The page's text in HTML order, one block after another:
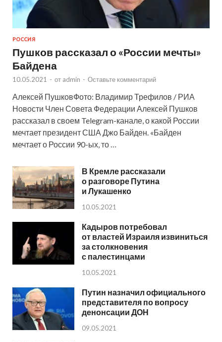
РОССИЯ
Пушков рассказал о «России мечты»
Байдена
10.05.2021 - от admin - Оставьте комментарий
Алексей ПушковФото: Владимир Трефилов / РИА
Новости Член Совета Федерации Алексей Пушков
рассказал в своем Telegram-канале, о какой России
мечтает президент США Джо Байден. «Байден
мечтает о России 90-ых, то …
В Кремле рассказали
о разговоре Путина
и Лукашенко
10.05.2021
Кадыров потребовал
от властей Израиля извиниться
за столкновения
с палестинцами
10.05.2021
Путин назначил официального
представителя по вопросу
денонсации ДОН
09.05.2021